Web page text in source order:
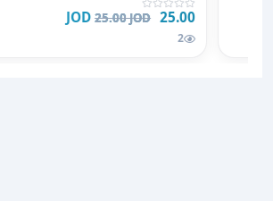
25.00 JOD
25.00 JOD
2